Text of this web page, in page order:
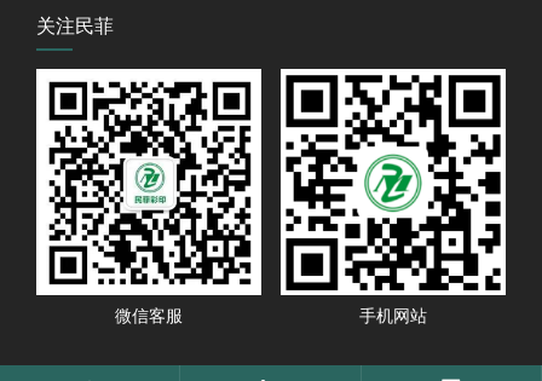
关注民菲
微信客服 手机网站